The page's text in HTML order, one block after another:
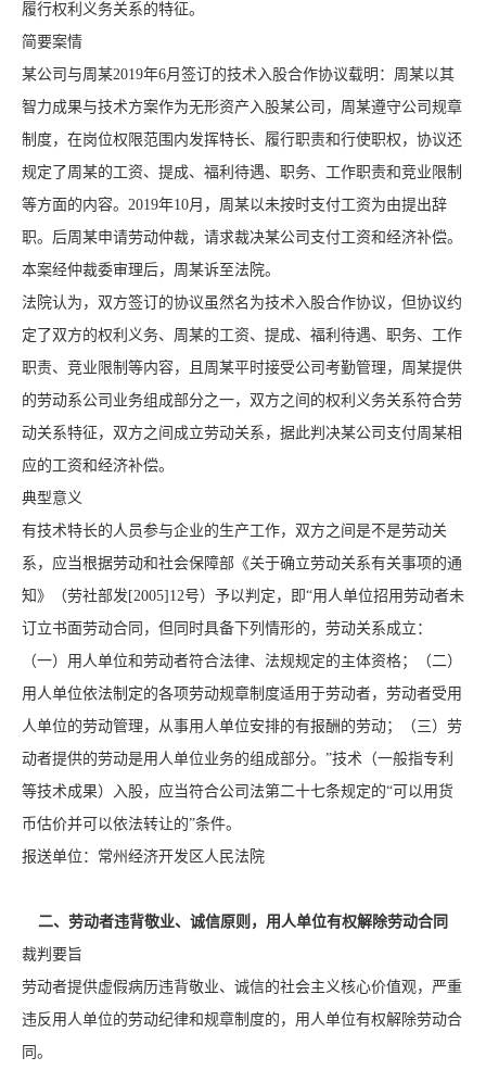
履行权利义务关系的特征。
简要案情
某公司与周某2019年6月签订的技术入股合作协议载明：周某以其
智力成果与技术方案作为无形资产入股某公司，周某遵守公司规章
制度，在岗位权限范围内发挥特长、履行职责和行使职权，协议还
规定了周某的工资、提成、福利待遇、职务、工作职责和竞业限制
等方面的内容。2019年10月，周某以未按时支付工资为由提出辞
职。后周某申请劳动仲裁，请求裁决某公司支付工资和经济补偿。
本案经仲裁委审理后，周某诉至法院。
法院认为，双方签订的协议虽然名为技术入股合作协议，但协议约
定了双方的权利义务、周某的工资、提成、福利待遇、职务、工作
职责、竞业限制等内容，且周某平时接受公司考勤管理，周某提供
的劳动系公司业务组成部分之一，双方之间的权利义务关系符合劳
动关系特征，双方之间成立劳动关系，据此判决某公司支付周某相
应的工资和经济补偿。
典型意义
有技术特长的人员参与企业的生产工作，双方之间是不是劳动关
系，应当根据劳动和社会保障部《关于确立劳动关系有关事项的通
知》（劳社部发[2005]12号）予以判定，即“用人单位招用劳动者未
订立书面劳动合同，但同时具备下列情形的，劳动关系成立：
（一）用人单位和劳动者符合法律、法规规定的主体资格；（二）
用人单位依法制定的各项劳动规章制度适用于劳动者，劳动者受用
人单位的劳动管理，从事用人单位安排的有报酬的劳动；（三）劳
动者提供的劳动是用人单位业务的组成部分。”技术（一般指专利
等技术成果）入股，应当符合公司法第二十七条规定的“可以用货
币估价并可以依法转让的”条件。
报送单位：常州经济开发区人民法院
二、劳动者违背敬业、诚信原则，用人单位有权解除劳动合同
裁判要旨
劳动者提供虚假病历违背敬业、诚信的社会主义核心价值观，严重
违反用人单位的劳动纪律和规章制度的，用人单位有权解除劳动合
同。